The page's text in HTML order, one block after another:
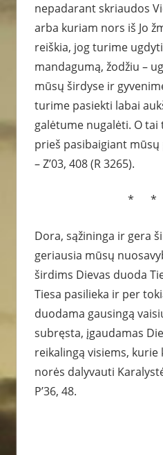
nepadarant skriaudos
arba kuriam nors iš Jo
reiškia, jog turime
mandagumą, žodžiu –
mūsų širdyse ir
turime pasiekti labai
galėtume nugalėti. O
prieš pasibaigiant
– Z’03, 408 (R 3265).
*
Dora, sąžininga ir gera
geriausia mūsų
širdims Dievas duoda
Tiesa pasilieka ir per
duodama gausingą
subręsta, įgaudamas
reikalingą visiems,
norės dalyvauti
P’36, 48.